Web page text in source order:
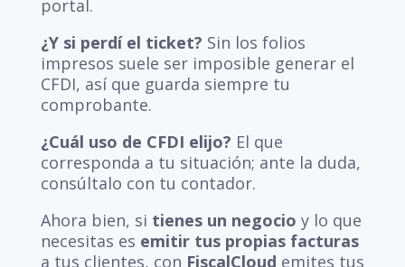
portal.
¿Y si perdí el ticket? Sin los folios
impresos suele ser imposible generar el
CFDI, así que guarda siempre tu
comprobante.
¿Cuál uso de CFDI elijo? El que
corresponda a tu situación; ante la duda,
consúltalo con tu contador.
Ahora bien, si tienes un negocio y lo que
necesitas es emitir tus propias facturas
a tus clientes, con FiscalCloud emites tus